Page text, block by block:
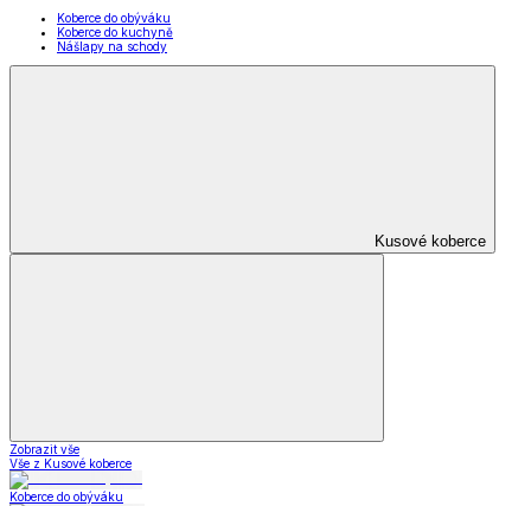
Koberce do obýváku
Koberce do kuchyně
Nášlapy na schody
Kusové koberce
Zobrazit vše
Vše z Kusové koberce
Koberce do obýváku